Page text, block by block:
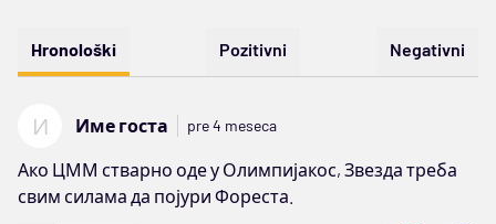
Hronološki Pozitivni Negativni
И Име госта pre 4 meseca
Ако ЦММ стварно оде у Олимпијакос, Звезда треба
свим силама да појури Фореста.